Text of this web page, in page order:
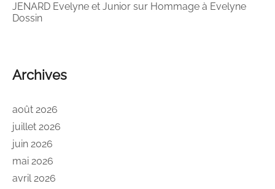
JENARD Evelyne et Junior sur Hommage à Evelyne
Dossin
Archives
août 2026
juillet 2026
juin 2026
mai 2026
avril 2026